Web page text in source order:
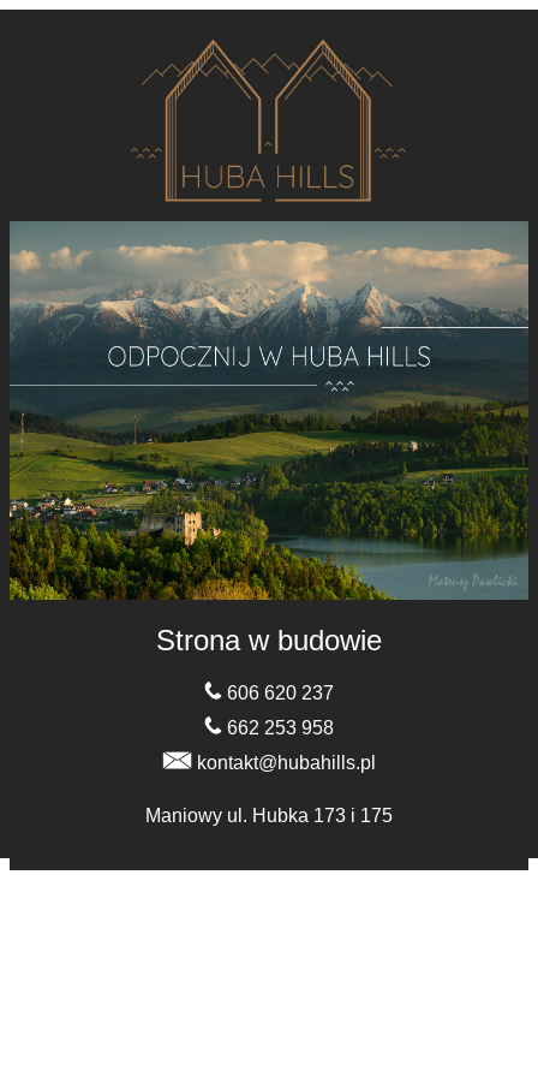
Strona w budowie
606 620 237
662 253 958
kontakt@hubahills.pl
Maniowy ul. Hubka 173 i 175